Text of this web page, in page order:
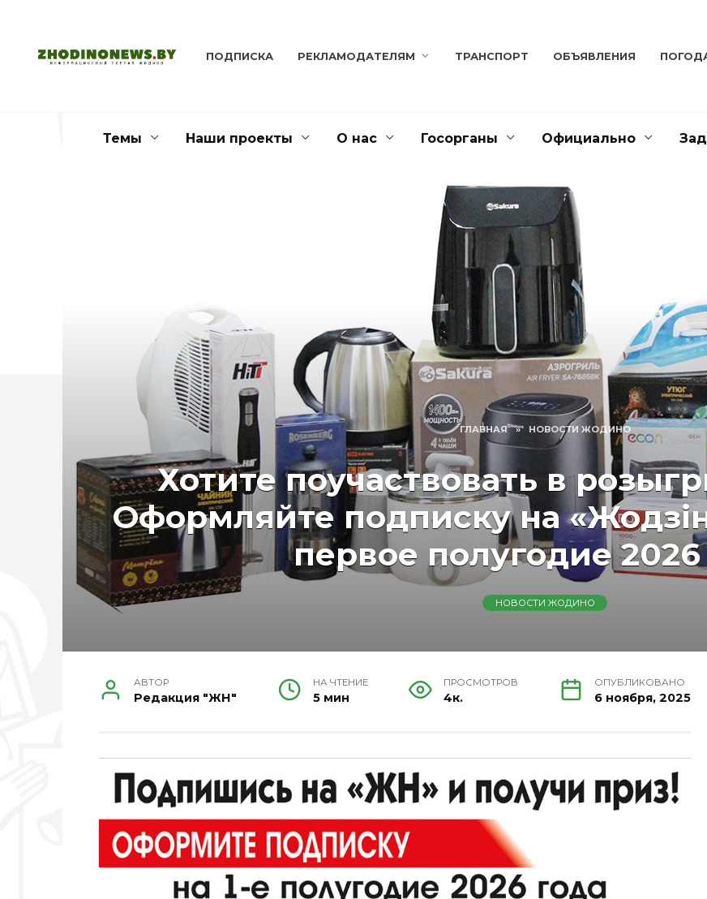
содержанию
ПОДПИСКА РЕКЛАМОДАТЕЛЯМ ТРАНСПОРТ ОБЪЯВЛЕНИЯ
Темы Наши проекты О нас Госорганы Официально
ГЛАВНАЯ » НОВОСТИ ЖОДИНО
Хотите поучаствовать в
Оформляйте подписку на
первое полугодие 2026
НОВОСТИ ЖОДИНО
АВТОР
Редакция "ЖН"
НА ЧТЕНИЕ
5 мин
ПРОСМОТРОВ
4к.
ОПУБЛИКОВАНО
6 ноября, 2025